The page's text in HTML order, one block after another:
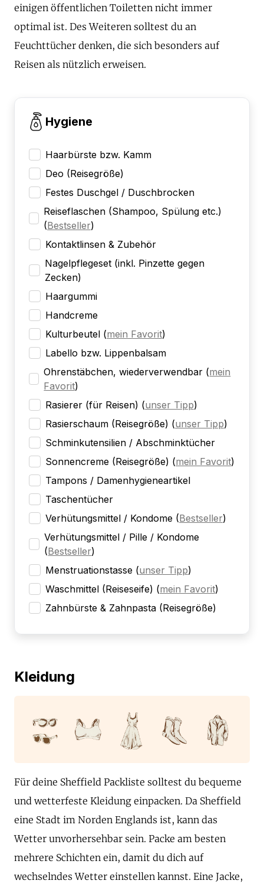
einigen öffentlichen Toiletten nicht immer
optimal ist. Des Weiteren solltest du an
Feuchttücher denken, die sich besonders auf
Reisen als nützlich erweisen.
Hygiene
Haarbürste bzw. Kamm
Deo (Reisegröße)
Festes Duschgel / Duschbrocken
Reiseflaschen (Shampoo, Spülung etc.)
(Bestseller)
Kontaktlinsen & Zubehör
Nagelpflegeset (inkl. Pinzette gegen
Zecken)
Haargummi
Handcreme
Kulturbeutel (mein Favorit)
Labello bzw. Lippenbalsam
Ohrenstäbchen, wiederverwendbar (mein
Favorit)
Rasierer (für Reisen) (unser Tipp)
Rasierschaum (Reisegröße) (unser Tipp)
Schminkutensilien / Abschminktücher
Sonnencreme (Reisegröße) (mein Favorit)
Tampons / Damenhygieneartikel
Taschentücher
Verhütungsmittel / Kondome (Bestseller)
Verhütungsmittel / Pille / Kondome
(Bestseller)
Menstruationstasse (unser Tipp)
Waschmittel (Reiseseife) (mein Favorit)
Zahnbürste & Zahnpasta (Reisegröße)
Kleidung
Für deine Sheffield Packliste solltest du bequeme
und wetterfeste Kleidung einpacken. Da Sheffield
eine Stadt im Norden Englands ist, kann das
Wetter unvorhersehbar sein. Packe am besten
mehrere Schichten ein, damit du dich auf
wechselndes Wetter einstellen kannst. Eine Jacke,